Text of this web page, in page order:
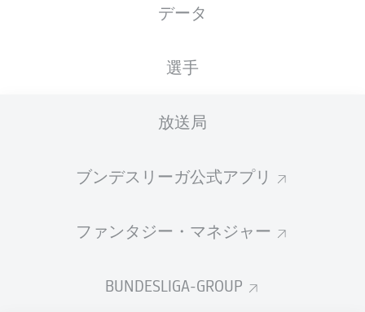
データ
選手
放送局
ブンデスリーガ公式アプリ
ファンタジー・マネジャー
BUNDESLIGA-GROUP